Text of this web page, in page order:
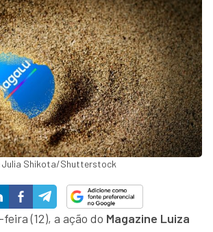
Julia Shikota/Shutterstock
(12), a ação do Magazine Luiza